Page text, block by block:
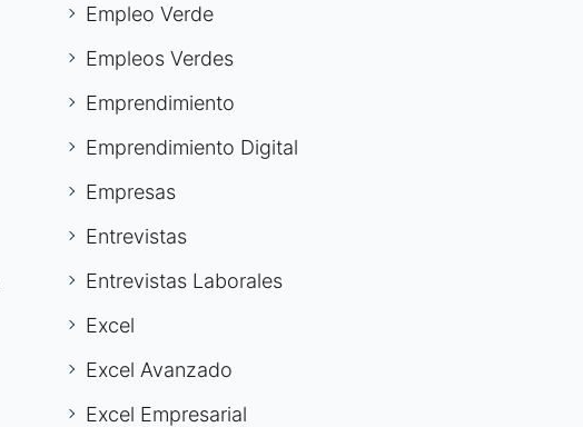
Empleo Verde
Empleos Verdes
Emprendimiento
Emprendimiento Digital
Empresas
Entrevistas
Entrevistas Laborales
Excel
Excel Avanzado
Excel Empresarial